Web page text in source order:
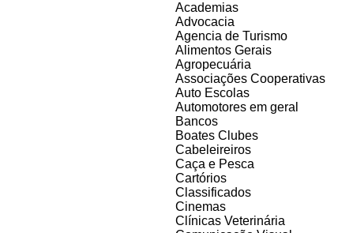
Academias
Advocacia
Agencia de Turismo
Alimentos Gerais
Agropecuária
Associações Cooperativas
Auto Escolas
Automotores em geral
Bancos
Boates Clubes
Cabeleireiros
Caça e Pesca
Cartórios
Classificados
Cinemas
Clínicas Veterinária